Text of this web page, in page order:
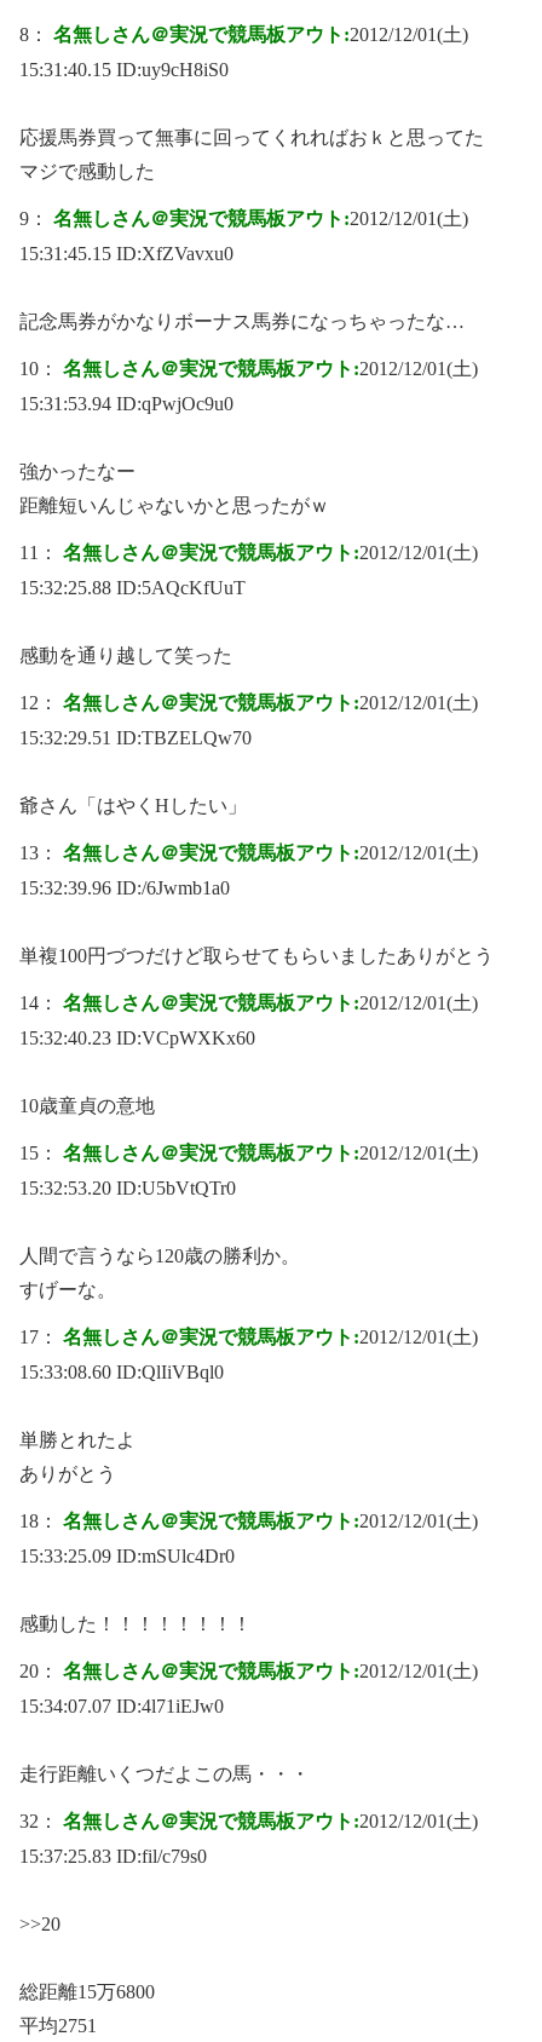
8： 名無しさん＠実況で競馬板アウト:2012/12/01(土)
15:31:40.15 ID:uy9cH8iS0
応援馬券買って無事に回ってくれればおｋと思ってた
マジで感動した
9： 名無しさん＠実況で競馬板アウト:2012/12/01(土)
15:31:45.15 ID:XfZVavxu0
記念馬券がかなりボーナス馬券になっちゃったな…
10： 名無しさん＠実況で競馬板アウト:2012/12/01(土)
15:31:53.94 ID:qPwjOc9u0
強かったなー
距離短いんじゃないかと思ったがｗ
11： 名無しさん＠実況で競馬板アウト:2012/12/01(土)
15:32:25.88 ID:5AQcKfUuT
感動を通り越して笑った
12： 名無しさん＠実況で競馬板アウト:2012/12/01(土)
15:32:29.51 ID:TBZELQw70
爺さん「はやくHしたい」
13： 名無しさん＠実況で競馬板アウト:2012/12/01(土)
15:32:39.96 ID:/6Jwmb1a0
単複100円づつだけど取らせてもらいましたありがとう
14： 名無しさん＠実況で競馬板アウト:2012/12/01(土)
15:32:40.23 ID:VCpWXKx60
10歳童貞の意地
15： 名無しさん＠実況で競馬板アウト:2012/12/01(土)
15:32:53.20 ID:U5bVtQTr0
人間で言うなら120歳の勝利か。
すげーな。
17： 名無しさん＠実況で競馬板アウト:2012/12/01(土)
15:33:08.60 ID:QlIiVBql0
単勝とれたよ
ありがとう
18： 名無しさん＠実況で競馬板アウト:2012/12/01(土)
15:33:25.09 ID:mSUlc4Dr0
感動した！！！！！！！！
20： 名無しさん＠実況で競馬板アウト:2012/12/01(土)
15:34:07.07 ID:4l71iEJw0
走行距離いくつだよこの馬・・・
32： 名無しさん＠実況で競馬板アウト:2012/12/01(土)
15:37:25.83 ID:fil/c79s0
>>20
総距離15万6800
平均2751